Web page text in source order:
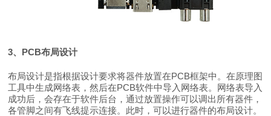
3、PCB布局设计
布局设计是指根据设计要求将器件放置在PCB框架中。在原理图
工具中生成网络表，然后在PCB软件中导入网络表。网络表导入
成功后，会存在于软件后台，通过放置操作可以调出所有器件，
各管脚之间有飞线提示连接。此时，可以进行器件的布局设计。